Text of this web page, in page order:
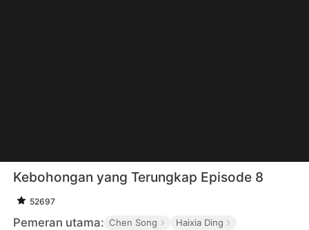
Kebohongan yang Terungkap Episode 8
52697
Pemeran utama: Chen Song Haixia Ding